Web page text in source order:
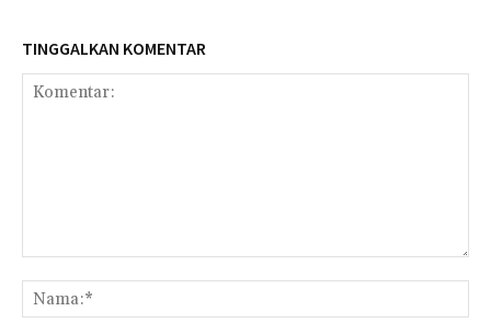
TINGGALKAN KOMENTAR